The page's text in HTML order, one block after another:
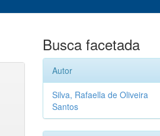
Busca facetada
Autor
Silva, Rafaella de Oliveira
Santos